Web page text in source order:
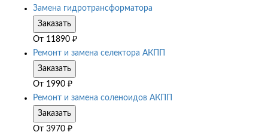
Замена гидротрансформатора
Заказать
От 11890 ₽
Ремонт и замена селектора АКПП
Заказать
От 1990 ₽
Ремонт и замена соленоидов АКПП
Заказать
От 3970 ₽